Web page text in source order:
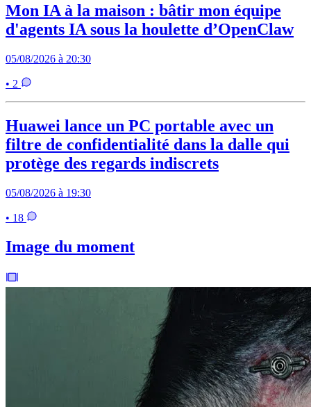
Mon IA à la maison : bâtir mon équipe
d'agents IA sous la houlette d’OpenClaw
05/08/2026 à 20:30
• 2
Huawei lance un PC portable avec un
filtre de confidentialité dans la dalle qui
protège des regards indiscrets
05/08/2026 à 19:30
• 18
Image du moment